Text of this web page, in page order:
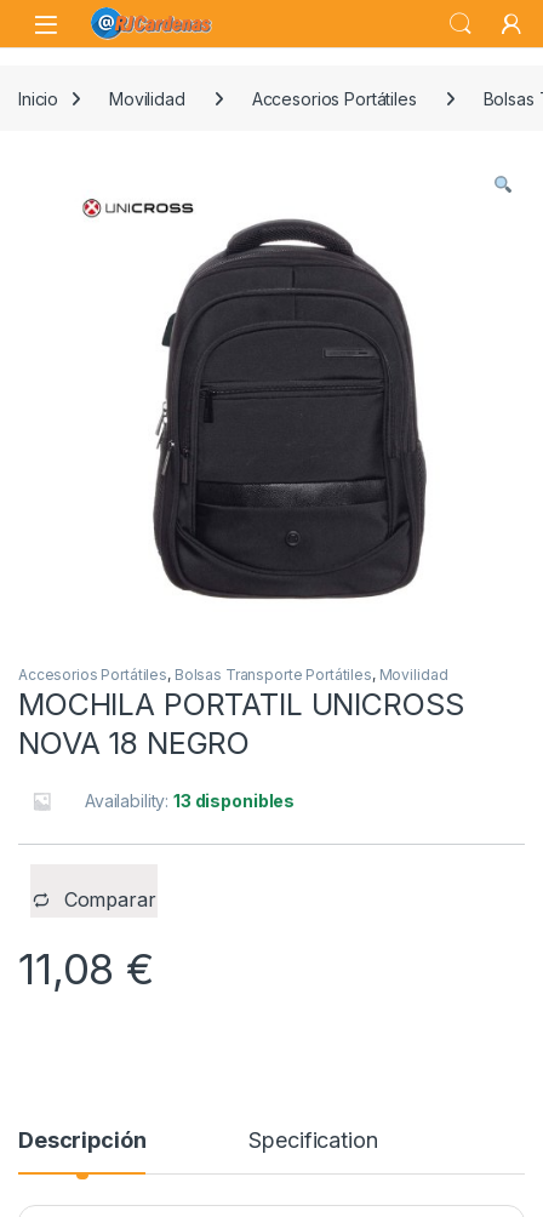
Skip to navigation
Skip to content
Open
Inicio Movilidad Accesorios Portátiles Bolsas
Accesorios Portátiles, Bolsas Transporte Portátiles, Movilidad
MOCHILA PORTATIL UNICROSS
NOVA 18 NEGRO
Availability:13 disponibles
Comparar
11,08 €
Descripción Specification